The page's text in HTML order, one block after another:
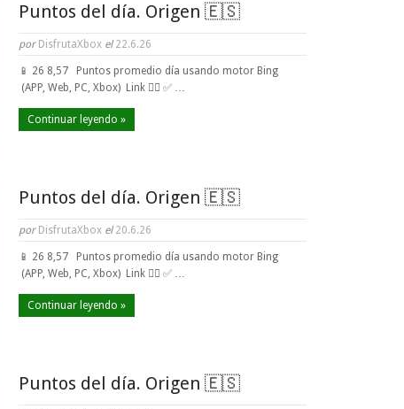
Puntos del día. Origen 🇪🇸
por DisfrutaXbox el22.6.26
📱 26 8,57 Puntos promedio día usando motor Bing
(APP, Web, PC, Xbox) Link 👈🏼 ✅ …
Continuar leyendo »
Puntos del día. Origen 🇪🇸
por DisfrutaXbox el20.6.26
📱 26 8,57 Puntos promedio día usando motor Bing
(APP, Web, PC, Xbox) Link 👈🏼 ✅ …
Continuar leyendo »
Puntos del día. Origen 🇪🇸